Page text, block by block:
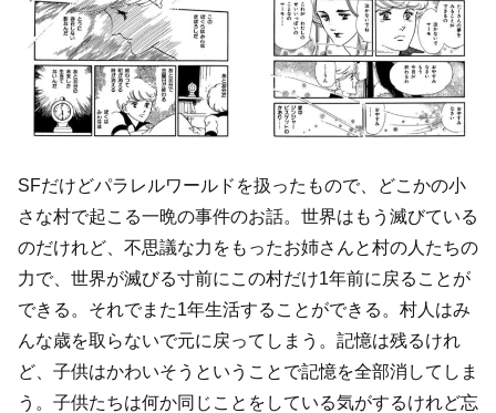
SFだけどパラレルワールドを扱ったもので、どこかの小
さな村で起こる一晩の事件のお話。世界はもう滅びている
のだけれど、不思議な力をもったお姉さんと村の人たちの
力で、世界が滅びる寸前にこの村だけ1年前に戻ることが
できる。それでまた1年生活することができる。村人はみ
んな歳を取らないで元に戻ってしまう。記憶は残るけれ
ど、子供はかわいそうということで記憶を全部消してしま
う。子供たちは何か同じことをしている気がするけれど忘